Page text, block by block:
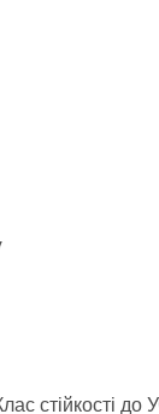
стійкості до